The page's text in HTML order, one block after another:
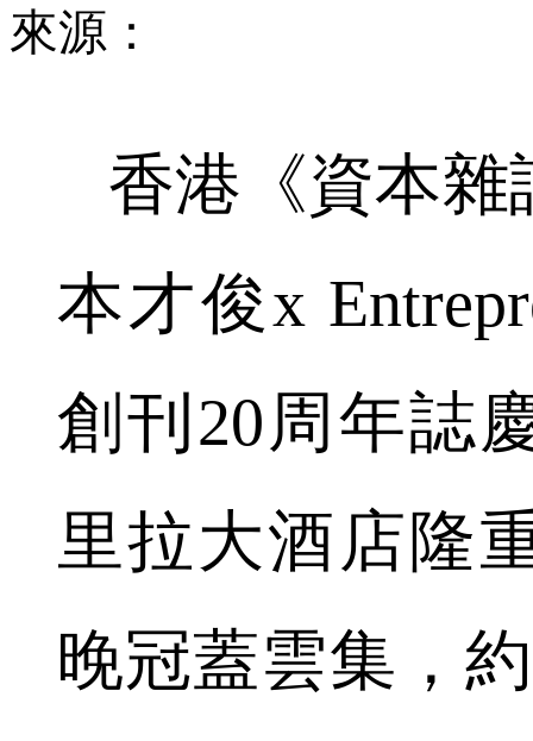
來源：
香港《資本雜
本才俊x
創刊20周年誌
里拉大酒店隆
晚冠蓋雲集，